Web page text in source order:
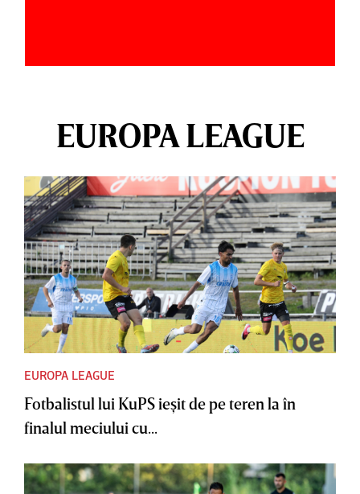
EUROPA LEAGUE
EUROPA LEAGUE
Fotbalistul lui KuPS ieşit de pe teren la în
finalul meciului cu...